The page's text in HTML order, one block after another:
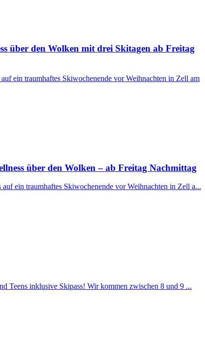
über den Wolken mit drei Skitagen ab Freitag
ein traumhaftes Skiwochenende vor Weihnachten in Zell am
über den Wolken – ab Freitag Nachmittag
ein traumhaftes Skiwochenende vor Weihnachten in Zell a...
Teens inklusive Skipass! Wir kommen zwischen 8 und 9 ...